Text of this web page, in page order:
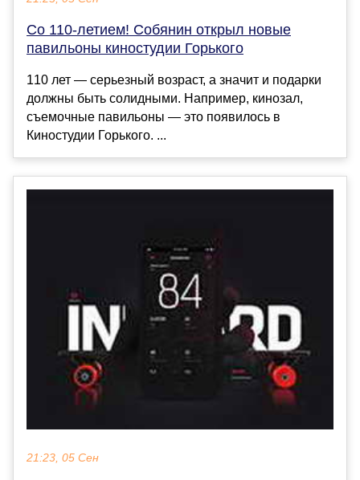
Со 110-летием! Собянин открыл новые
павильоны киностудии Горького
110 лет — серьезный возраст, а значит и подарки
должны быть солидными. Например, кинозал,
съемочные павильоны — это появилось в
Киностудии Горького. ...
21:23, 05 Сен